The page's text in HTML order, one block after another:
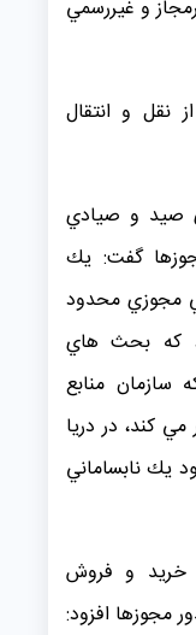
و غيررسمي
نقل و انتقال
صيد و صيادي
گفت: يك
مجوزي محدود
كه بحث هاي
منابع
كند، در دريا
نابساماني
خريد و فروش
مجوزها افزود: